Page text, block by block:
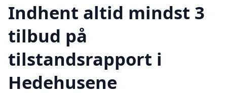
Indhent altid mindst 3
tilbud på
tilstandsrapport i
Hedehusene